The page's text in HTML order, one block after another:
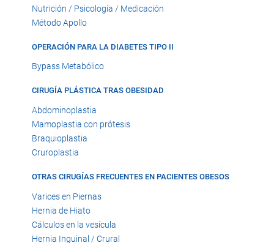
Nutrición / Psicología / Medicación
Método Apollo
OPERACIÓN PARA LA DIABETES TIPO II
Bypass Metabólico
CIRUGÍA PLÁSTICA TRAS OBESIDAD
Abdominoplastia
Mamoplastia con prótesis
Braquioplastia
Cruroplastia
OTRAS CIRUGÍAS FRECUENTES EN PACIENTES OBESOS
Varices en Piernas
Hernia de Hiato
Cálculos en la vesícula
Hernia Inguinal / Crural